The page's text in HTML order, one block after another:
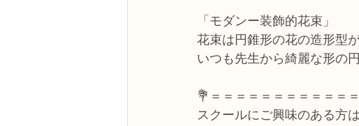
「モダンー装飾的花束」
花束は円錐形の花の造形型
いつも先生から綺麗な形の
💐＝＝＝＝＝＝＝＝＝＝＝
スクールにご興味のある方は